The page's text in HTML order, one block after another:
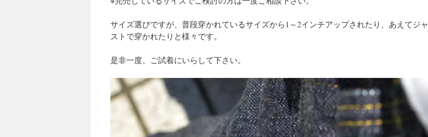
サイズ選びですが、普段穿かれているサイズから1～2インチアップされたり、あえてジャ
ストで穿かれたりと様々です。
是非一度、ご試着にいらして下さい。